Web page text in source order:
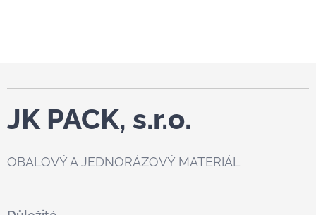
JK PACK, s.r.o.
OBALOVÝ A JEDNORÁZOVÝ MATERIÁL